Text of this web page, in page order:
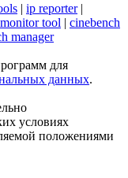
| ip reporter|
tool | cinebench
manager
для
данных.
условиях
положениями